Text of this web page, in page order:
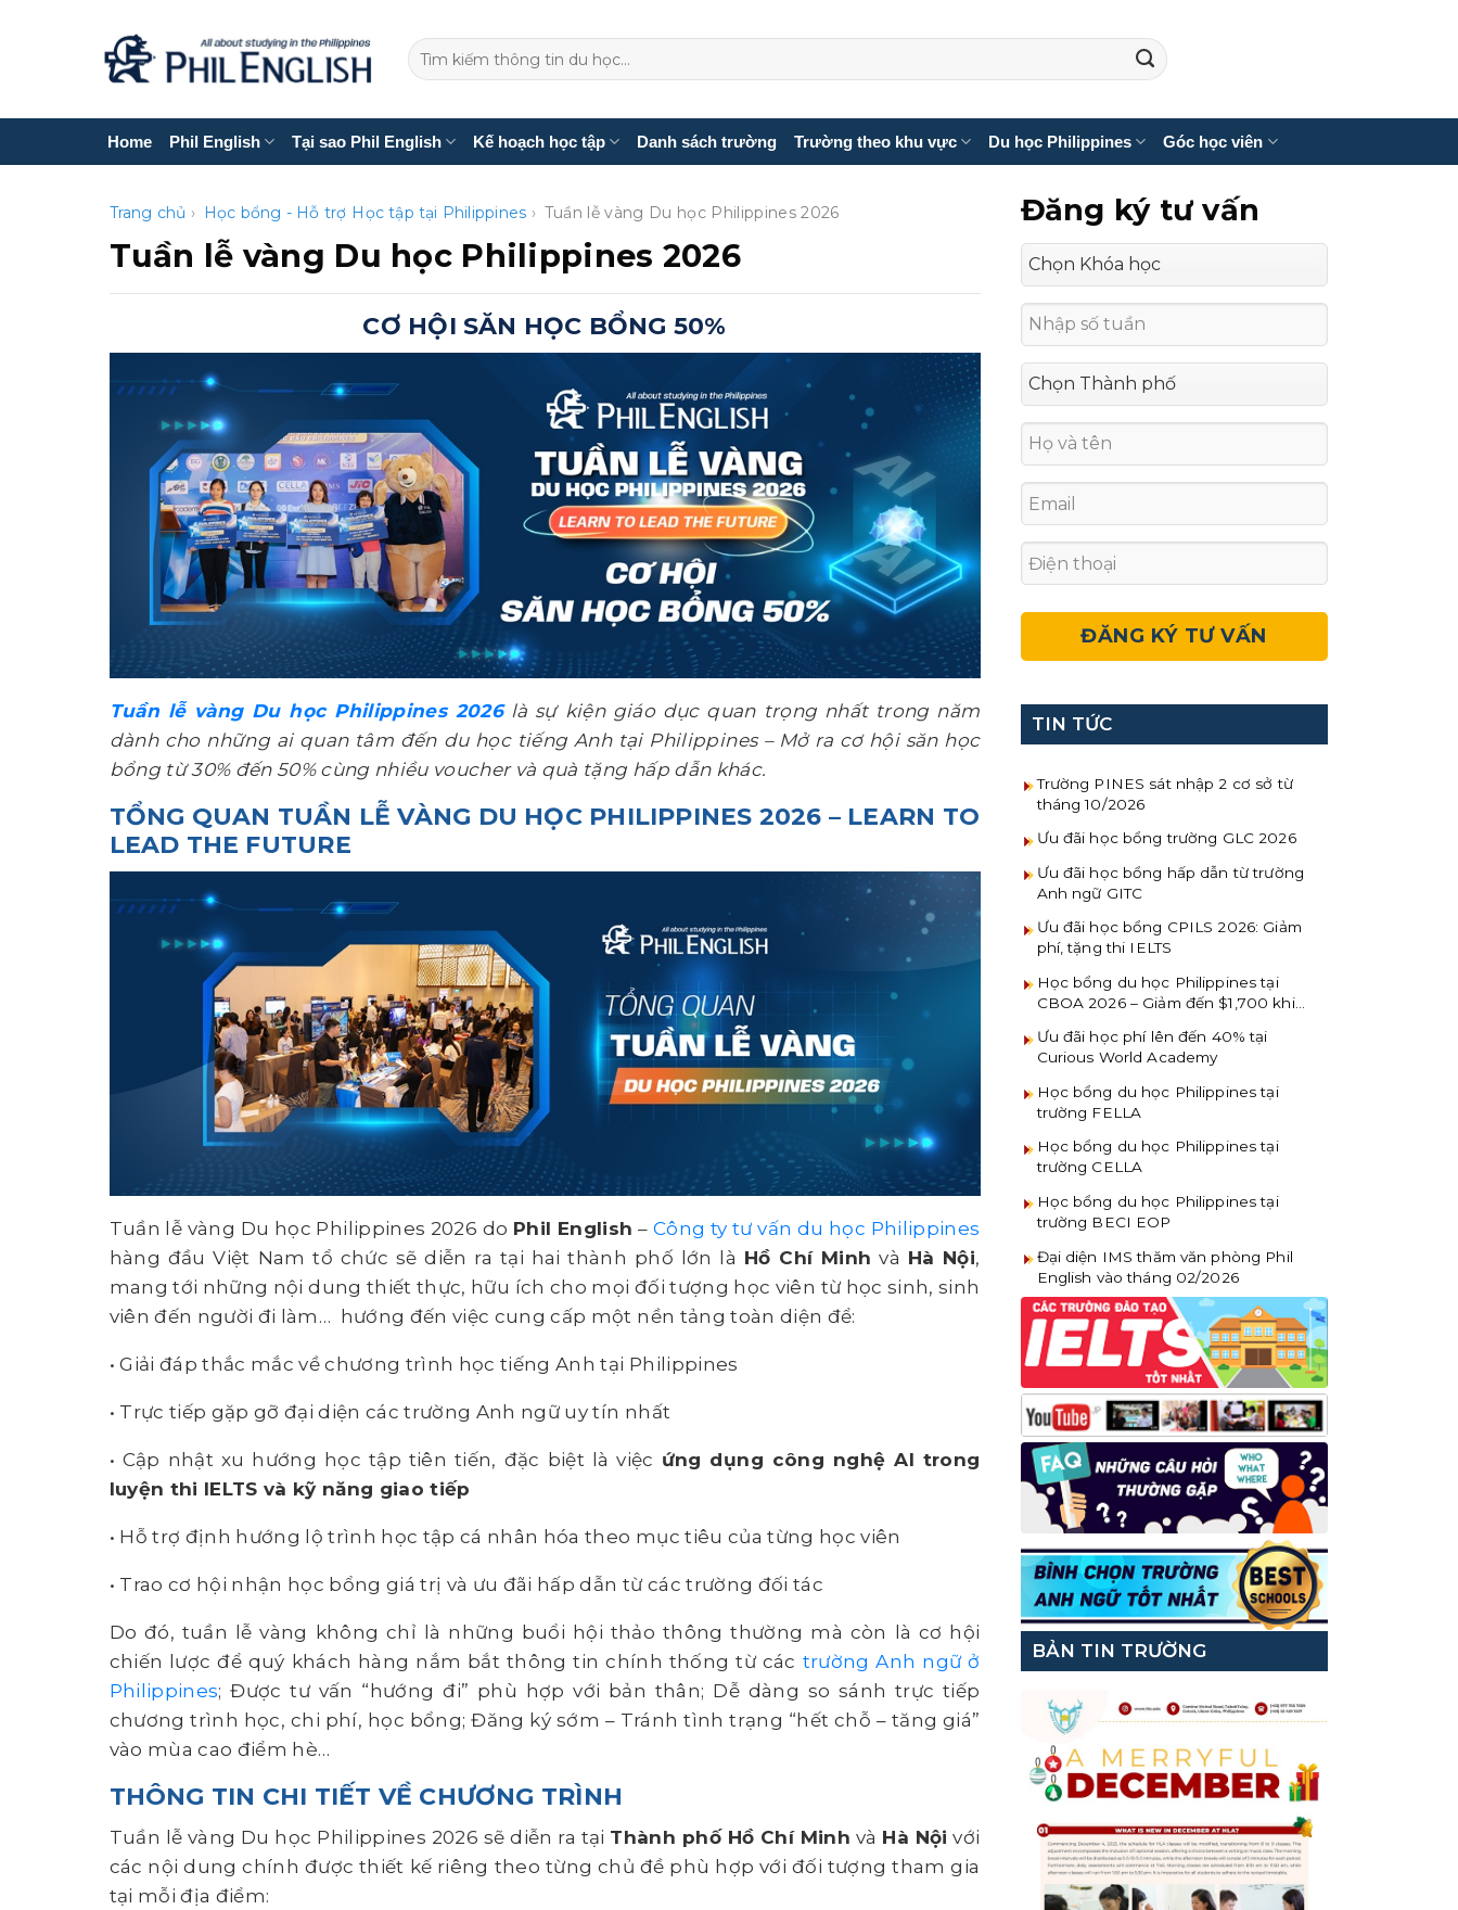
Home Phil English Tại sao Phil English Kế hoạch học tập Danh sách trường Trường theo khu vực Du học Philippines Góc học viên
Trang chủ › Học bổng - Hỗ trợ Học tập tại Philippines › Tuần lễ vàng Du học Philippines 2026
Tuần lễ vàng Du học Philippines 2026
CƠ HỘI SĂN HỌC BỔNG 50%
Tuần lễ vàng Du học Philippines 2026là sự kiện giáo dục quan trọng nhất trong năm
dành cho những ai quan tâm đến du học tiếng Anh tại Philippines – Mở ra cơ hội săn học
bổng từ 30% đến 50% cùng nhiều voucher và quà tặng hấp dẫn khác.
TỔNG QUAN TUẦN LỄ VÀNG DU HỌC PHILIPPINES 2026 – LEARN TO
LEAD THE FUTURE
Tuần lễ vàng Du học Philippines 2026 do Phil English – Công ty tư vấn du học Philippines
hàng đầu Việt Nam tổ chức sẽ diễn ra tại hai thành phố lớn là Hồ Chí Minh và Hà Nội,
mang tới những nội dung thiết thực, hữu ích cho mọi đối tượng học viên từ học sinh, sinh
viên đến người đi làm… hướng đến việc cung cấp một nền tảng toàn diện để:
• Giải đáp thắc mắc về chương trình học tiếng Anh tại Philippines
• Trực tiếp gặp gỡ đại diện các trường Anh ngữ uy tín nhất
• Cập nhật xu hướng học tập tiên tiến, đặc biệt là việc ứng dụng công nghệ AI trong
luyện thi IELTS và kỹ năng giao tiếp
• Hỗ trợ định hướng lộ trình học tập cá nhân hóa theo mục tiêu của từng học viên
• Trao cơ hội nhận học bổng giá trị và ưu đãi hấp dẫn từ các trường đối tác
Do đó, tuần lễ vàng không chỉ là những buổi hội thảo thông thường mà còn là cơ hội
chiến lược để quý khách hàng nắm bắt thông tin chính thống từ các trường Anh ngữ ở
Philippines; Được tư vấn “hướng đi” phù hợp với bản thân; Dễ dàng so sánh trực tiếp
chương trình học, chi phí, học bổng; Đăng ký sớm – Tránh tình trạng “hết chỗ – tăng giá”
vào mùa cao điểm hè…
THÔNG TIN CHI TIẾT VỀ CHƯƠNG TRÌNH
Tuần lễ vàng Du học Philippines 2026 sẽ diễn ra tại Thành phố Hồ Chí Minh và Hà Nội với
các nội dung chính được thiết kế riêng theo từng chủ đề phù hợp với đối tượng tham gia
tại mỗi địa điểm:
Đăng ký tư vấn
TIN TỨC
Trường PINES sát nhập 2 cơ sở từ
tháng 10/2026
Ưu đãi học bổng trường GLC 2026
Ưu đãi học bổng hấp dẫn từ trường
Anh ngữ GITC
Ưu đãi học bổng CPILS 2026: Giảm
phí, tặng thi IELTS
Học bổng du học Philippines tại
CBOA 2026 – Giảm đến $1,700 khi
Ưu đãi học phí lên đến 40% tại
Curious World Academy
Học bổng du học Philippines tại
trường FELLA
Học bổng du học Philippines tại
trường CELLA
Học bổng du học Philippines tại
trường BECI EOP
Đại diện IMS thăm văn phòng Phil
English vào tháng 02/2026
BẢN TIN TRƯỜNG